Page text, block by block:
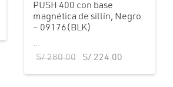
PUSH 400 con base
magnética de sillín, Negro
– 09176(BLK)
...
S/280.00
El precio
S/ 224.00